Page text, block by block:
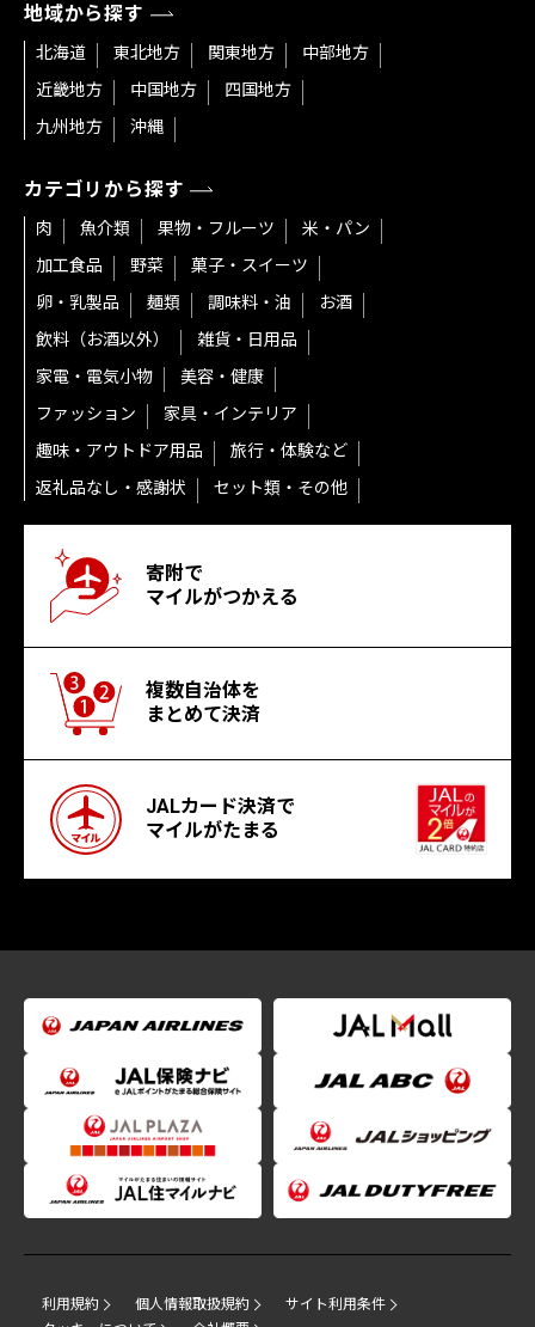
地域から探す
北海道 東北地方 関東地方
中部地方
近畿地方
中国地方
四国地方
九州地方
沖縄
カテゴリから探す
肉 魚介類 果物・フルーツ
米・パン
加工食品
野菜
菓子・スイーツ
卵・乳製品
麺類 調味料・油
お酒
飲料（お酒以外）
雑貨・日用品
家電・電気小物
美容・健康
ファッション
家具・インテリア
趣味・アウトドア用品
旅行・体験など
返礼品なし・感謝状
セット類・その他
寄附で
マイルがつかえる
複数自治体を
まとめて決済
JALカード決済で
マイルがたまる
利用規約 個人情報取扱規約
サイト利用条件